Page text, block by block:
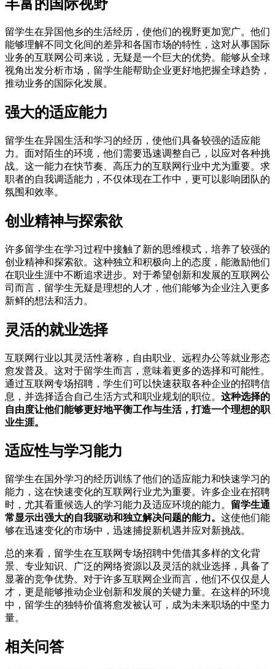
丰富的国际视野
留学生在异国他乡的生活经历，使他们的视野更加宽广。他们
能够理解不同文化间的差异和各国市场的特性，这对从事国际
业务的互联网公司来说，无疑是一个巨大的优势。能够从全球
视角出发分析市场，留学生能帮助企业更好地把握全球趋势，
推动业务的国际化发展。
强大的适应能力
留学生在异国生活和学习的经历，使他们具备较强的适应能
力。面对陌生的环境，他们需要迅速调整自己，以应对各种挑
战。这一能力在快节奏、高压力的互联网行业中尤为重要。求
职者的自我调适能力，不仅体现在工作中，更可以影响团队的
氛围和效率。
创业精神与探索欲
许多留学生在学习过程中接触了新的思维模式，培养了较强的
创业精神和探索欲。这种独立和积极向上的态度，能激励他们
在职业生涯中不断追求进步。对于希望创新和发展的互联网公
司而言，留学生无疑是理想的人才，他们能够为企业注入更多
新鲜的想法和活力。
灵活的就业选择
互联网行业以其灵活性著称，自由职业、远程办公等就业形态
愈发普及。这对于留学生而言，意味着更多的选择和可能性。
通过互联网专场招聘，学生们可以快速获取各种企业的招聘信
息，并选择适合自己生活方式和职业规划的职位。 这种选择的
自由度让他们能够更好地平衡工作与生活，打造一个理想的职
业生涯。
适应性与学习能力
留学生在国外学习的经历训练了他们的适应能力和快速学习的
能力，这在快速变化的互联网行业尤为重要。许多企业在招聘
时，尤其看重候选人的学习能力及适应环境的能力。 留学生通
常显示出强大的自我驱动和独立解决问题的能力。 这使他们能
够在迅速变化的市场中，迅速捕捉新机遇并应对新挑战。
总的来看，留学生在互联网专场招聘中凭借其多样的文化背
景、专业知识、广泛的网络资源以及灵活的就业选择，具备了
显著的竞争优势。对于许多互联网企业而言，他们不仅仅是人
才，更是能够推动企业创新和发展的关键力量。在这样的环境
中，留学生的独特价值将愈发被认可，成为未来职场的中坚力
量。
相关问答